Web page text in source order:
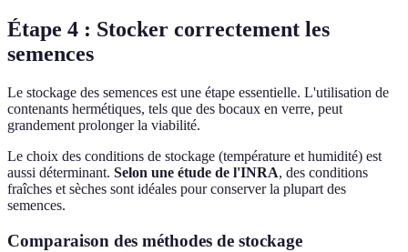
Étape 4 : Stocker correctement les
semences
Le stockage des semences est une étape essentielle. L'utilisation de
contenants hermétiques, tels que des bocaux en verre, peut
grandement prolonger la viabilité.
Le choix des conditions de stockage (température et humidité) est
aussi déterminant. Selon une étude de l'INRA, des conditions
fraîches et sèches sont idéales pour conserver la plupart des
semences.
Comparaison des méthodes de stockage